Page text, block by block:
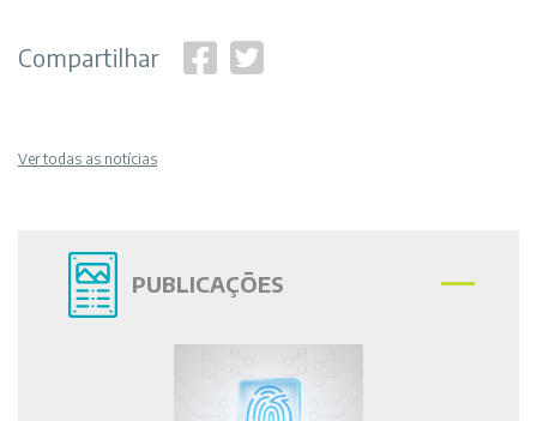
Compartilhar
Ver todas as notícias
PUBLICAÇÕES